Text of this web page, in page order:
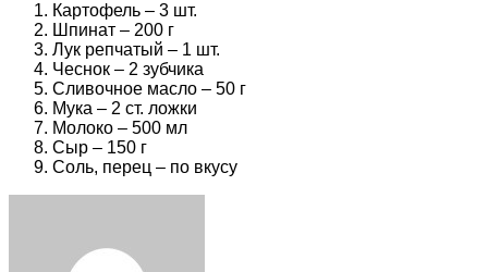
Картофель – 3 шт.
Шпинат – 200 г
Лук репчатый – 1 шт.
Чеснок – 2 зубчика
Сливочное масло – 50 г
Мука – 2 ст. ложки
Молоко – 500 мл
Сыр – 150 г
Соль, перец – по вкусу